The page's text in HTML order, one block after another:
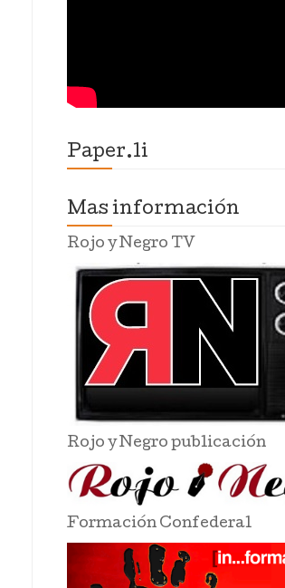
Paper.li
Mas información
Rojo y Negro TV
Rojo y Negro publicación
Formación Confederal